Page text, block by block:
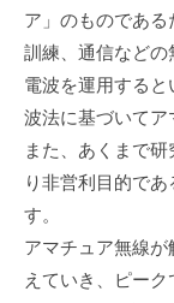
ア」のものであ
訓練、通信などの
電波を運用する
波法に基づいてア
また、あくまで
り非営利目的で
す。
アマチュア無線
えていき、ピー